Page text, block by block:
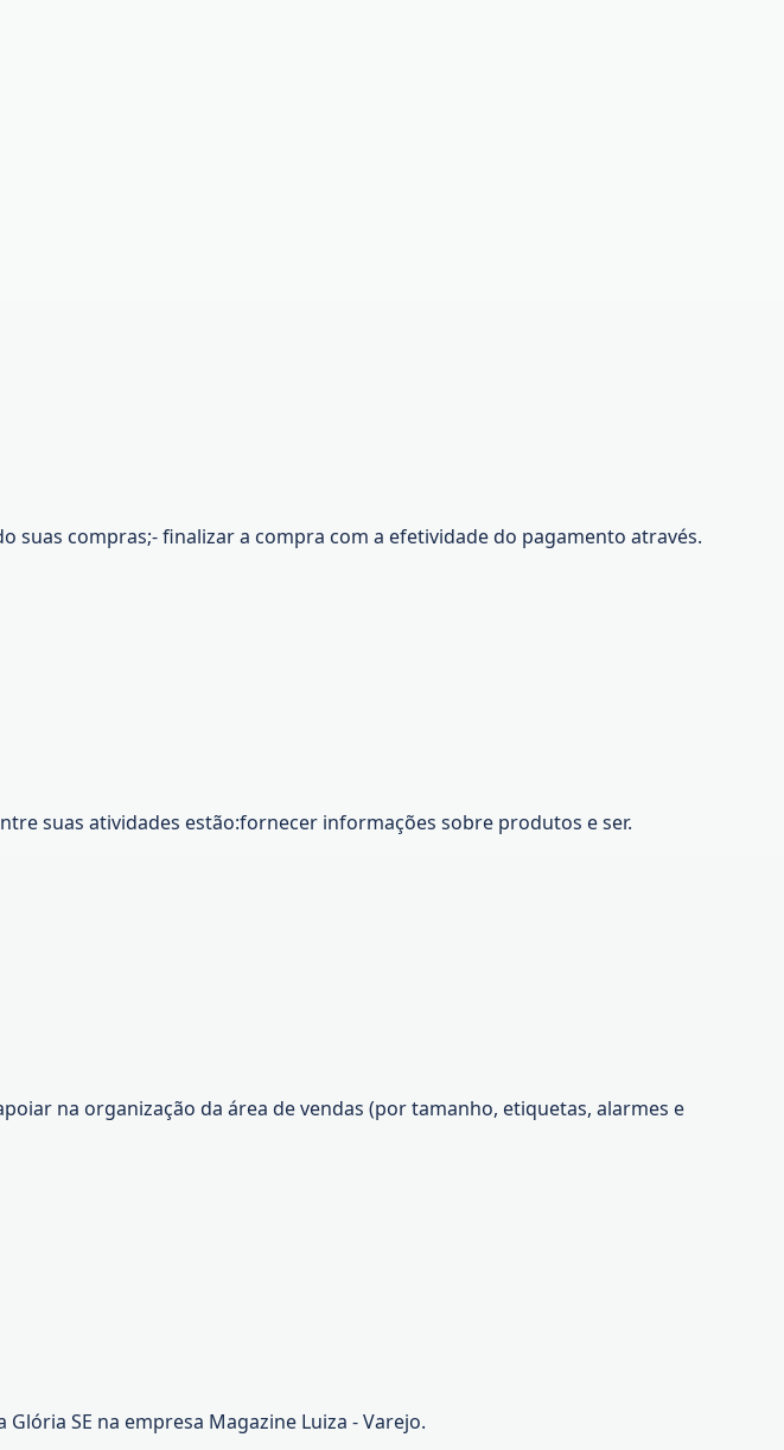
suas compras;- finalizar a compra com a efetividade do pagamento através.
suas atividades estão:fornecer informações sobre produtos e ser.
apoiar na organização da área de vendas (por tamanho, etiquetas, alarmes e
SE na empresa Magazine Luiza - Varejo.